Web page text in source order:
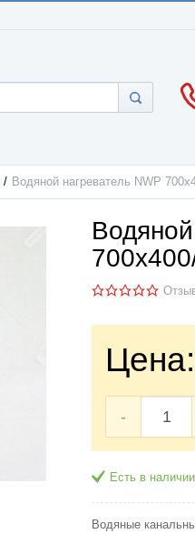
Водяной нагреватель NWP
Цена:
-
Есть в наличии
Водяные